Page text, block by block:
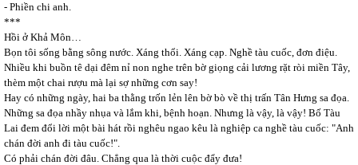
- Phiền chi anh.
***
Hồi ở Khả Môn…
Bọn tôi sống bằng sông nước. Xáng thổi. Xáng cạp. Nghề tàu cuốc, đơn điệu.
Nhiều khi buồn tê dại đêm nỉ non nghe trên bờ giọng cải lương rặt ròi miền Tây,
thèm một chai rượu mà lại sợ những cơn say!
Hay có những ngày, hai ba thằng trốn lẻn lên bờ bò về thị trấn Tân Hưng sa đọa.
Những sa đọa nhầy nhụa và lắm khi, bệnh hoạn. Nhưng là vậy, là vậy! Bố Tàu
Lai đem đổi lời một bài hát rồi nghêu ngao kêu là nghiệp ca nghề tàu cuốc: "Anh
chán đời anh đi tàu cuốc!".
Có phải chán đời đâu. Chẳng qua là thời cuộc đẩy đưa!